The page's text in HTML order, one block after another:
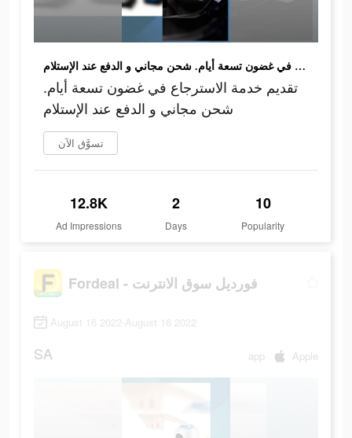
تقديم خدمة الاسترجاع في غضون تسعة أيام. شحن مجاني و الدفع عند الإستلام
تقديم خدمة الاسترجاع في غضون تسعة أيام.
شحن مجاني و الدفع عند الإستلام
تسوَّق الآن
12.8K
Ad Impressions
2
Days
10
Popularity
Fordeal - فورديل سوق الانترنت
August 16 2022-August 16 2022
SA app Apple